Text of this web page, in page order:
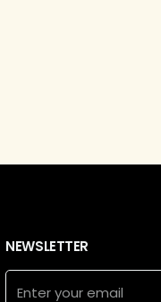
NEWSLETTER